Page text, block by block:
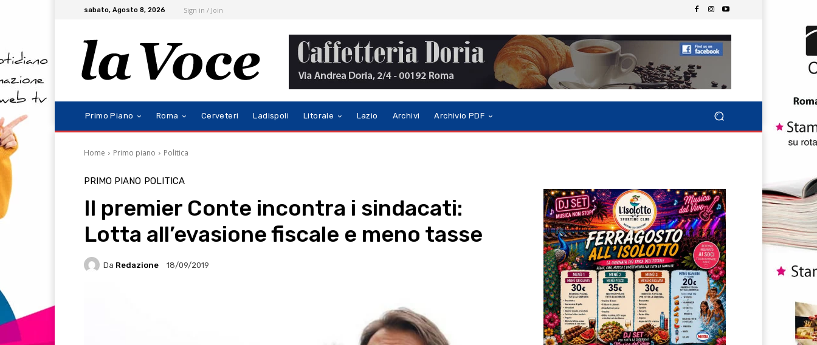
sabato, Agosto 8, 2026 Sign in / Join
Primo Piano Roma Cerveteri Ladispoli Litorale Lazio Archivi Archivio PDF
Home Primo piano Politica
PRIMO PIANO POLITICA
Il premier Conte incontra i sindacati:
Lotta all’evasione fiscale e meno tasse
Da Redazione 18/09/2019